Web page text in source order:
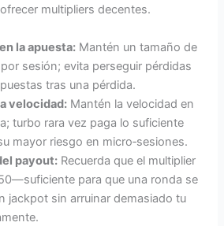
multipliers decentes.
la apuesta: Mantén un tamaño de
sesión; evita perseguir pérdidas
tras una pérdida.
velocidad: Mantén la velocidad en
turbo rara vez paga lo suficiente
mayor riesgo en micro‑sesiones.
payout: Recuerda que el multiplier
para que una ronda se
jackpot sin arruinar demasiado tu